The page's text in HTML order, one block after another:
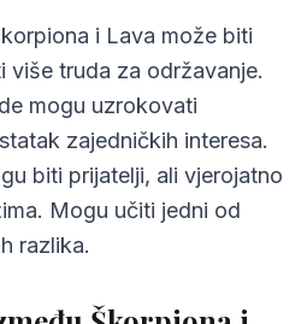
i Lava može biti
više truda za održavanje.
mogu uzrokovati
zajedničkih interesa.
biti prijatelji, ali vjerojatno
Mogu učiti jedni od
razlika.